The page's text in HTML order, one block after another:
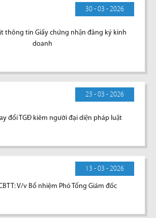
30 - 03 - 2026
thông tin Giấy chứng nhận đăng ký kinh
doanh
23 - 03 - 2026
đổi TGĐ kiêm người đại diện pháp luật
13 - 03 - 2026
V/v Bổ nhiệm Phó Tổng Giám đốc